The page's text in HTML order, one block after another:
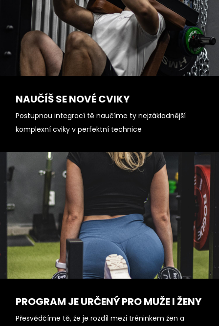
NAUČÍŠ SE NOVÉ CVIKY
Postupnou integrací tě naučíme ty nejzákladnější
komplexní cviky v perfektní technice
PROGRAM JE URČENÝ PRO MUŽE I ŽENY
Přesvědčíme tě, že je rozdíl mezi tréninkem žen a